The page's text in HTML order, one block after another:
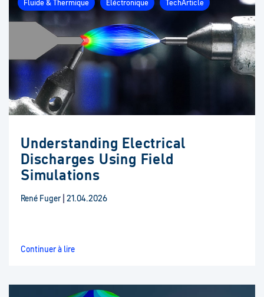
Fluide & Thermique Eléctronique TechArticle
Understanding Electrical
Discharges Using Field
Simulations
René Fuger 21.04.2026
Continuer à lire